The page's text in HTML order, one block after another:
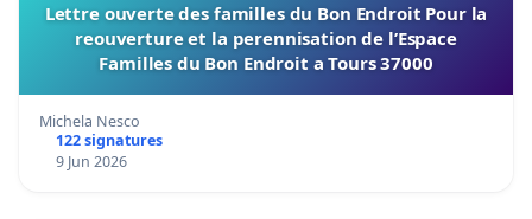
Lettre ouverte des familles du Bon Endroit Pour la
reouverture et la perennisation de l’Espace
Familles du Bon Endroit a Tours 37000
Michela Nesco
122 signatures
9 Jun 2026